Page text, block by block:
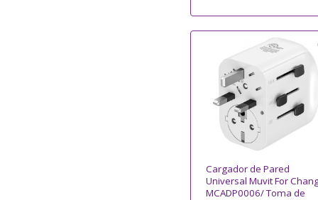
Cargador de Pared
Universal Muvit For
MCADP0006/ Toma de